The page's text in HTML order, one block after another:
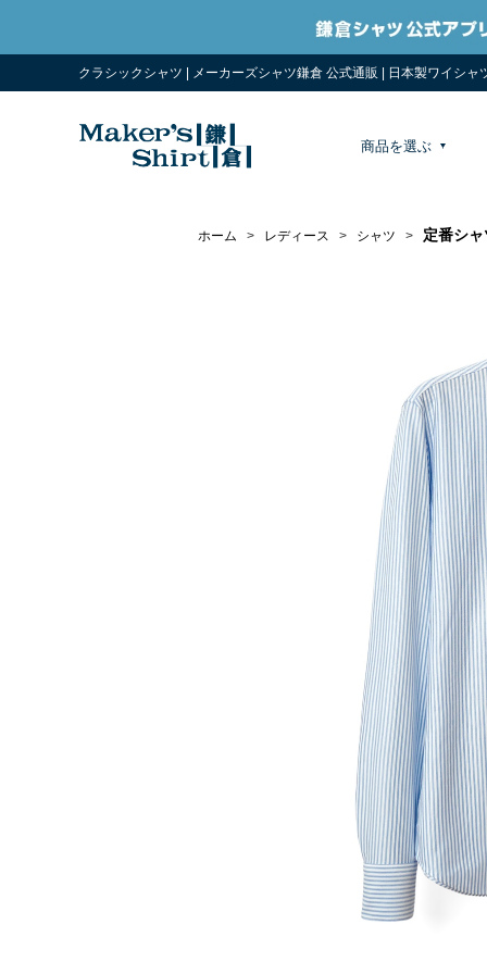
クラシックシャツ | メーカーズシャツ鎌倉 公式通販 | 日本製ワイシャ
商品を選ぶ
ホーム > レディース > シャツ > 定番シャ